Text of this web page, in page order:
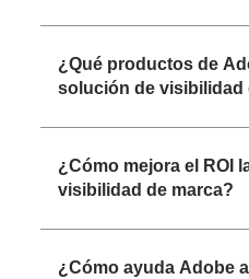
¿Qué productos de
solución de visibilidad
¿Cómo mejora el ROI
visibilidad de marca?
¿Cómo ayuda Adobe